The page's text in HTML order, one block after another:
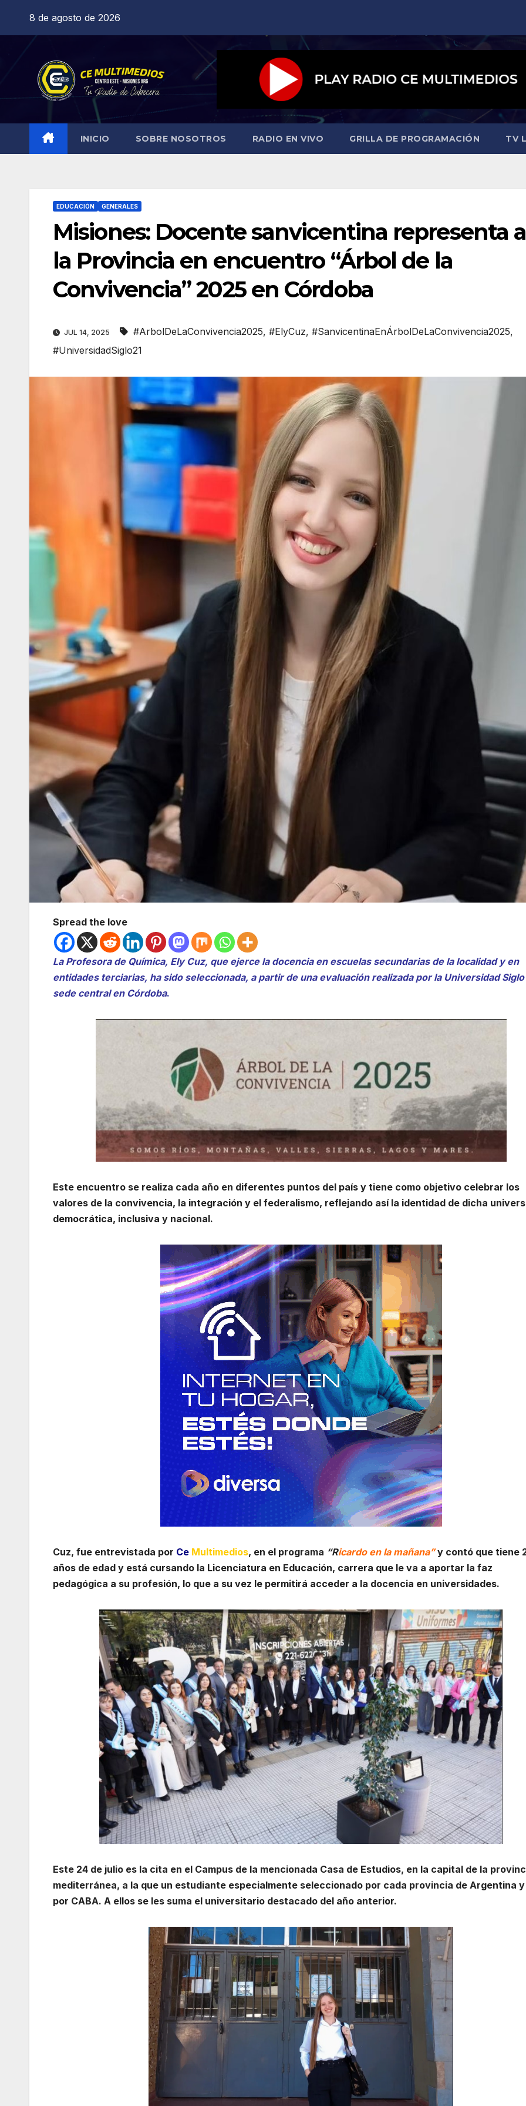
8 de agosto de 2026
INICIO SOBRE NOSOTROS RADIO EN VIVO GRILLA DE PROGRAMACIÓN TV
EDUCACIÓN GENERALES
Misiones: Docente sanvicentina representa a
la Provincia en encuentro “Árbol de la
Convivencia” 2025 en Córdoba
JUL 14, 2025 #ArbolDeLaConvivencia2025, #ElyCuz, #SanvicentinaEnÁrbolDeLaConvivencia2025,
#UniversidadSiglo21
Spread the love
La Profesora de Química, Ely Cuz, que ejerce la docencia en escuelas secundarias de la localidad y en
entidades terciarias, ha sido seleccionada, a partir de una evaluación realizada por la Universidad Siglo
sede central en Córdoba.
Este encuentro se realiza cada año en diferentes puntos del país y tiene como objetivo celebrar los
valores de la convivencia, la integración y el federalismo, reflejando así la identidad de dicha
democrática, inclusiva y nacional.
Cuz, fue entrevistada por Ce Multimedios, en el programa “Ricardo en la mañana”y contó que tiene
años de edad y está cursando la Licenciatura en Educación, carrera que le va a aportar la faz
pedagógica a su profesión, lo que a su vez le permitirá acceder a la docencia en universidades.
Este 24 de julio es la cita en el Campus de la mencionada Casa de Estudios, en la capital de la
mediterránea, a la que un estudiante especialmente seleccionado por cada provincia de Argentina
por CABA. A ellos se les suma el universitario destacado del año anterior.